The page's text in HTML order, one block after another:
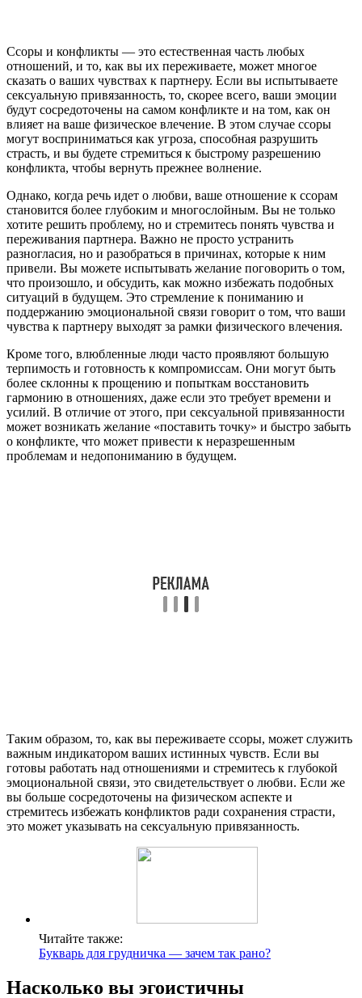
Ссоры и конфликты — это естественная часть любых
отношений, и то, как вы их переживаете, может многое
сказать о ваших чувствах к партнеру. Если вы испытываете
сексуальную привязанность, то, скорее всего, ваши эмоции
будут сосредоточены на самом конфликте и на том, как он
влияет на ваше физическое влечение. В этом случае ссоры
могут восприниматься как угроза, способная разрушить
страсть, и вы будете стремиться к быстрому разрешению
конфликта, чтобы вернуть прежнее волнение.
Однако, когда речь идет о любви, ваше отношение к ссорам
становится более глубоким и многослойным. Вы не только
хотите решить проблему, но и стремитесь понять чувства и
переживания партнера. Важно не просто устранить
разногласия, но и разобраться в причинах, которые к ним
привели. Вы можете испытывать желание поговорить о том,
что произошло, и обсудить, как можно избежать подобных
ситуаций в будущем. Это стремление к пониманию и
поддержанию эмоциональной связи говорит о том, что ваши
чувства к партнеру выходят за рамки физического влечения.
Кроме того, влюбленные люди часто проявляют большую
терпимость и готовность к компромиссам. Они могут быть
более склонны к прощению и попыткам восстановить
гармонию в отношениях, даже если это требует времени и
усилий. В отличие от этого, при сексуальной привязанности
может возникать желание «поставить точку» и быстро забыть
о конфликте, что может привести к неразрешенным
проблемам и недопониманию в будущем.
Таким образом, то, как вы переживаете ссоры, может служить
важным индикатором ваших истинных чувств. Если вы
готовы работать над отношениями и стремитесь к глубокой
эмоциональной связи, это свидетельствует о любви. Если же
вы больше сосредоточены на физическом аспекте и
стремитесь избежать конфликтов ради сохранения страсти,
это может указывать на сексуальную привязанность.
Читайте также:
Букварь для грудничка — зачем так рано?
Насколько вы эгоистичны